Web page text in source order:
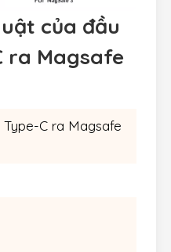
của đầu
ra Magsafe
Type-C ra Magsafe